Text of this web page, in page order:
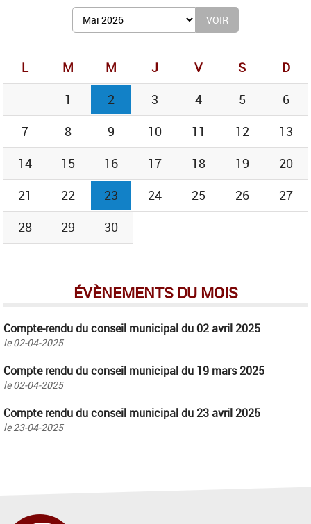
Afficher
le
de
:
L M M J V S
D
1
2 3 4 5
6
7
8 9 10 11 12
13
14
15 16 17 18 19
20
21
22 23 24 25 26
27
28
29 30
ÉVÈNEMENTS DU MOIS
Compte-rendu du conseil municipal du 02 avril 2025
le02-04-2025
Compte rendu du conseil municipal du 19 mars 2025
le02-04-2025
Compte rendu du conseil municipal du 23 avril 2025
le23-04-2025